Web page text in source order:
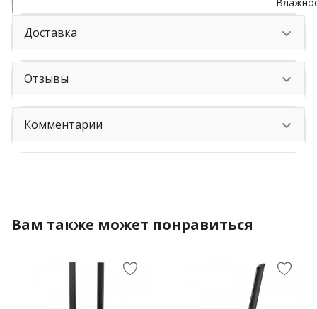
Доставка
Отзывы
Комментарии
Вам также может понравиться